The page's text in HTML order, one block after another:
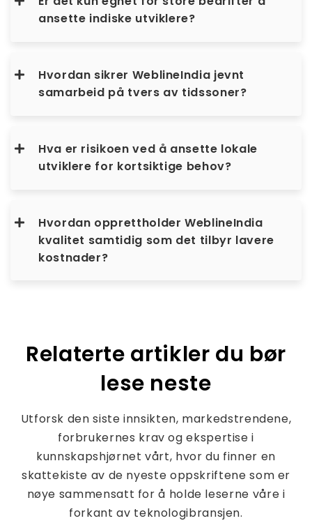
ansette indiske utviklere?
Hvordan sikrer WeblineIndia jevnt
samarbeid på tvers av tidssoner?
Hva er risikoen ved å ansette lokale
utviklere for kortsiktige behov?
Hvordan opprettholder WeblineIndia
kvalitet samtidig som det tilbyr lavere
kostnader?
Relaterte artikler du bør
lese neste
Utforsk den siste innsikten, markedstrendene,
forbrukernes krav og ekspertise i
kunnskapshjørnet vårt, hvor du finner en
skattekiste av de nyeste oppskriftene som er
nøye sammensatt for å holde leserne våre i
forkant av teknologibransjen.